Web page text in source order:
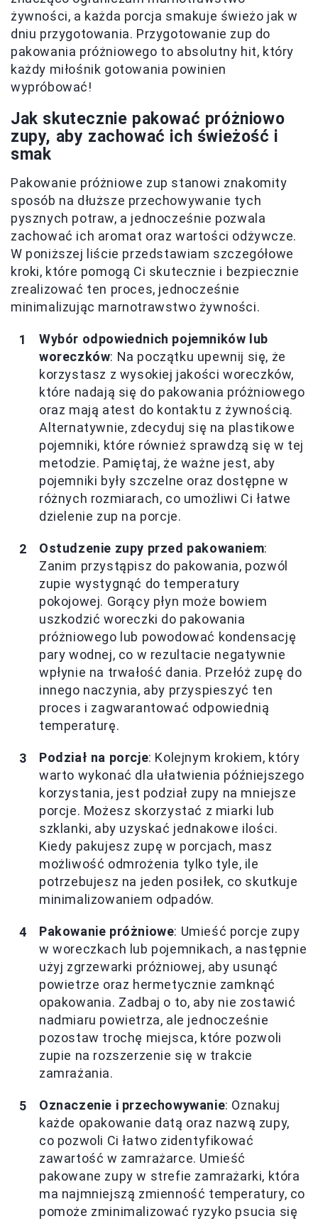
żywności, a każda porcja smakuje świeżo jak w
dniu przygotowania. Przygotowanie zup do
pakowania próżniowego to absolutny hit, który
każdy miłośnik gotowania powinien
wypróbować!
Jak skutecznie pakować próżniowo
zupy, aby zachować ich świeżość i
smak
Pakowanie próżniowe zup stanowi znakomity
sposób na dłuższe przechowywanie tych
pysznych potraw, a jednocześnie pozwala
zachować ich aromat oraz wartości odżywcze.
W poniższej liście przedstawiam szczegółowe
kroki, które pomogą Ci skutecznie i bezpiecznie
zrealizować ten proces, jednocześnie
minimalizując marnotrawstwo żywności.
Wybór odpowiednich pojemników lub
woreczków: Na początku upewnij się, że
korzystasz z wysokiej jakości woreczków,
które nadają się do pakowania próżniowego
oraz mają atest do kontaktu z żywnością.
Alternatywnie, zdecyduj się na plastikowe
pojemniki, które również sprawdzą się w tej
metodzie. Pamiętaj, że ważne jest, aby
pojemniki były szczelne oraz dostępne w
różnych rozmiarach, co umożliwi Ci łatwe
dzielenie zup na porcje.
Ostudzenie zupy przed pakowaniem:
Zanim przystąpisz do pakowania, pozwól
zupie wystygnąć do temperatury
pokojowej. Gorący płyn może bowiem
uszkodzić woreczki do pakowania
próżniowego lub powodować kondensację
pary wodnej, co w rezultacie negatywnie
wpłynie na trwałość dania. Przełóż zupę do
innego naczynia, aby przyspieszyć ten
proces i zagwarantować odpowiednią
temperaturę.
Podział na porcje: Kolejnym krokiem, który
warto wykonać dla ułatwienia późniejszego
korzystania, jest podział zupy na mniejsze
porcje. Możesz skorzystać z miarki lub
szklanki, aby uzyskać jednakowe ilości.
Kiedy pakujesz zupę w porcjach, masz
możliwość odmrożenia tylko tyle, ile
potrzebujesz na jeden posiłek, co skutkuje
minimalizowaniem odpadów.
Pakowanie próżniowe: Umieść porcje zupy
w woreczkach lub pojemnikach, a następnie
użyj zgrzewarki próżniowej, aby usunąć
powietrze oraz hermetycznie zamknąć
opakowania. Zadbaj o to, aby nie zostawić
nadmiaru powietrza, ale jednocześnie
pozostaw trochę miejsca, które pozwoli
zupie na rozszerzenie się w trakcie
zamrażania.
Oznaczenie i przechowywanie: Oznakuj
każde opakowanie datą oraz nazwą zupy,
co pozwoli Ci łatwo zidentyfikować
zawartość w zamrażarce. Umieść
pakowane zupy w strefie zamrażarki, która
ma najmniejszą zmienność temperatury, co
pomoże zminimalizować ryzyko psucia się